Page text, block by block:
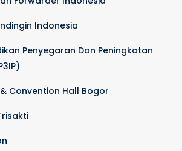
Indonesia
Penyegaran Dan Peningkatan
Convention Hall Bogor